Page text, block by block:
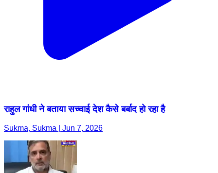
राहुल गांधी ने बताया सच्चाई देश कैसे बर्बाद हो रहा है
Sukma, Sukma | Jun 7, 2026